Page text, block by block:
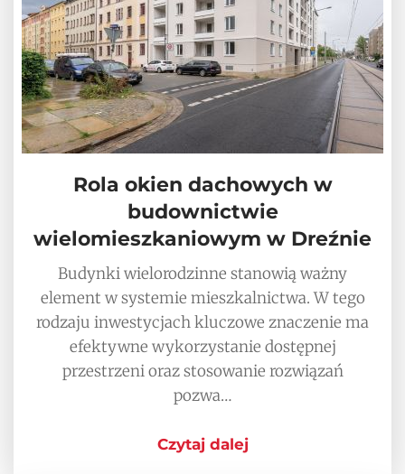
Rola okien dachowych w
budownictwie
wielomieszkaniowym w Dreźnie
Budynki wielorodzinne stanowią ważny
element w systemie mieszkalnictwa. W tego
rodzaju inwestycjach kluczowe znaczenie ma
efektywne wykorzystanie dostępnej
przestrzeni oraz stosowanie rozwiązań
pozwa…
Czytaj dalej